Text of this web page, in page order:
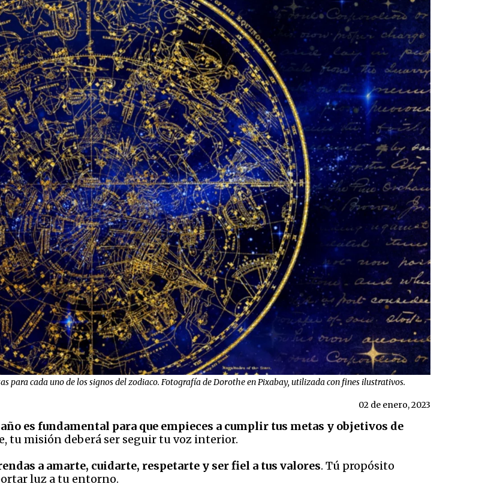
para cada uno de los signos del zodiaco. Fotografía de Dorothe en Pixabay, utilizada con fines ilustrativos.
02 de enero, 2023
es fundamental para que empieces a cumplir tus metas y objetivos de
tu misión deberá ser seguir tu voz interior.
a amarte, cuidarte, respetarte y ser fiel a tus valores. Tú propósito
luz a tu entorno.